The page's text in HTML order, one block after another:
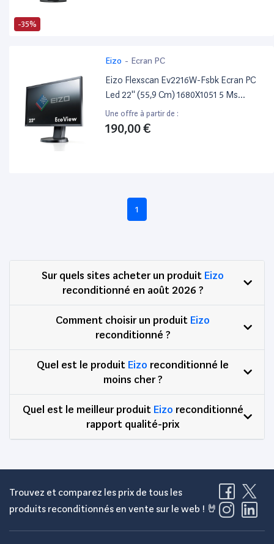
-35%
Eizo - Ecran PC
Eizo Flexscan Ev2216W-Fsbk Ecran PC
Led 22'' (55,9 Cm) 1680X1051 5 Ms
Display Port/Dvi-D24 Broches
Une offre à partir de :
190,00 €
1
Sur quels sites acheter un produit Eizo
reconditionné en août 2026 ?
Comment choisir un produit Eizo
reconditionné ?
Quel est le produit Eizo reconditionné le
moins cher ?
Quel est le meilleur produit Eizo reconditionné
rapport qualité-prix
Trouvez et comparez les prix de tous les
produits reconditionnés en vente sur le web ! 🤘